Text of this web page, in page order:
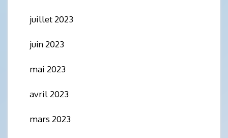
juillet 2023
juin 2023
mai 2023
avril 2023
mars 2023